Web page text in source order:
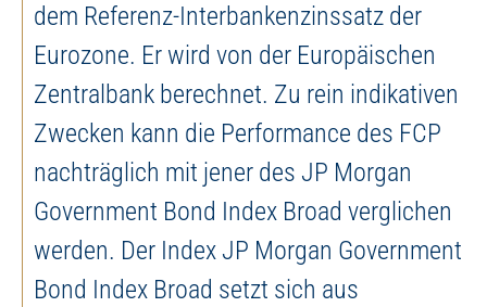
dem Referenz-Interbankenzinssatz der
Eurozone. Er wird von der Europäischen
Zentralbank berechnet. Zu rein indikativen
Zwecken kann die Performance des FCP
nachträglich mit jener des JP Morgan
Government Bond Index Broad verglichen
werden. Der Index JP Morgan Government
Bond Index Broad setzt sich aus